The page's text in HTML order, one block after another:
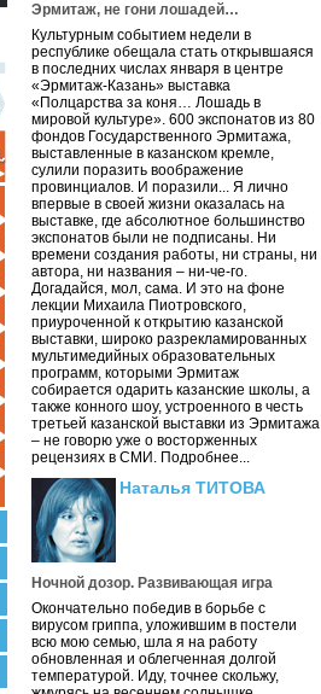
Эрмитаж, не гони лошадей…
Культурным событием недели в
республике обещала стать открывшаяся
в последних числах января в центре
«Эрмитаж-Казань» выставка
«Полцарства за коня… Лошадь в
мировой культуре». 600 экспонатов из 80
фондов Государственного Эрмитажа,
выставленные в казанском кремле,
сулили поразить воображение
провинциалов. И поразили... Я лично
впервые в своей жизни оказалась на
выставке, где абсолютное большинство
экспонатов были не подписаны. Ни
времени создания работы, ни страны, ни
автора, ни названия – ни-че-го.
Догадайся, мол, сама. И это на фоне
лекции Михаила Пиотровского,
приуроченной к открытию казанской
выставки, широко разрекламированных
мультимедийных образовательных
программ, которыми Эрмитаж
собирается одарить казанские школы, а
также конного шоу, устроенного в честь
третьей казанской выставки из Эрмитажа
– не говорю уже о восторженных
рецензиях в СМИ. Подробнее...
Наталья ТИТОВА
Ночной дозор. Развивающая игра
Окончательно победив в борьбе с
вирусом гриппа, уложившим в постели
всю мою семью, шла я на работу
обновленная и облегченная долгой
температурой. Иду, точнее скольжу,